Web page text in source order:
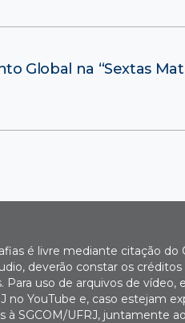
Global na “Sextas
é livre mediante citação do
deverão constar os créditos
uso de arquivos de vídeo,
no YouTube e, caso estejam
à SGCOM/UFRJ, juntamente